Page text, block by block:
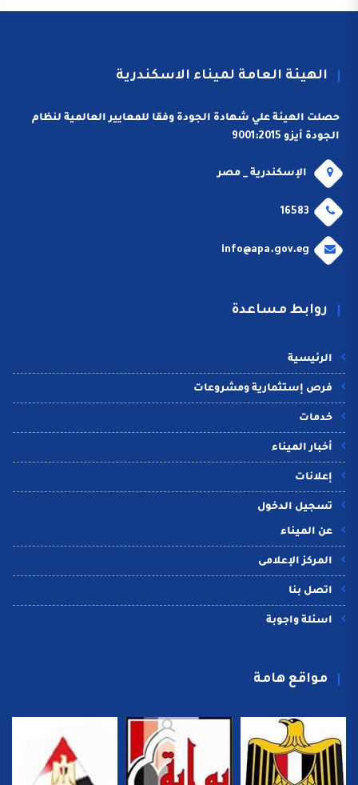
الهيئة العامة لميناء الاسكندرية
حصلت الهيئة علي شهادة الجودة وفقا للمعايير العالمية لنظام
الجودة أيزو 9001:2015
الإسكندرية _ مصر
16583
info@apa.gov.eg
روابط مساعدة
الرئيسية
فرص إستثمارية ومشروعات
خدمات
أخبار الميناء
إعلانات
تسجيل الدخول
عن الميناء
المركز الإعلامى
اتصل بنا
اسئلة واجوبة
مواقع هامة